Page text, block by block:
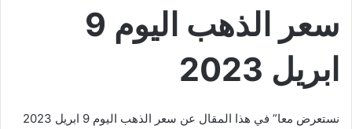
سعر الذهب اليوم 9
ابريل 2023
نستعرض معا” في هذا المقال عن سعر الذهب اليوم 9 ابريل 2023